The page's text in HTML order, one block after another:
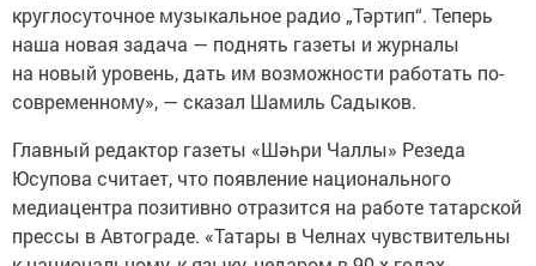
круглосуточное музыкальное радио „Тәртип“. Теперь
наша новая задача — поднять газеты и журналы
на новый уровень, дать им возможности работать по-
современному», — сказал Шамиль Садыков.
Главный редактор газеты «Шәһри Чаллы» Резеда
Юсупова считает, что появление национального
медиацентра позитивно отразится на работе татарской
прессы в Автограде. «Татары в Челнах чувствительны